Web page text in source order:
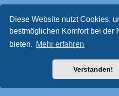
Diese Website nutzt Cookies,
bestmöglichen Komfort bei der
bieten. Mehr erfahren
Verstanden!